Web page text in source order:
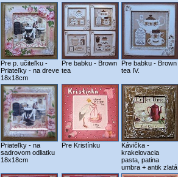
Pre p. učiteľku -
Priateľky - na dreve
18x18cm
Pre babku - Brown
tea
Pre babku - Brown
tea IV.
Priateľky - na
sadrovom odliatku
18x18cm
Pre Kristínku
Kávička -
krakelovacia
pasta, patina
umbra + antik zlatá